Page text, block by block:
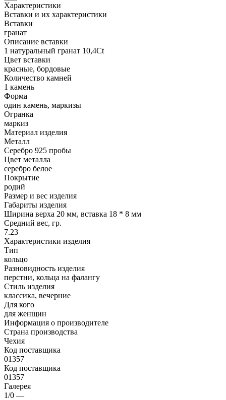
Характеристики
Вставки и их характеристики
Вставки
гранат
Описание вставки
1 натуральный гранат 10,4Ct
Цвет вставки
красные, бордовые
Количество камней
1 камень
Форма
один камень, маркизы
Огранка
маркиз
Материал изделия
Металл
Серебро 925 пробы
Цвет металла
серебро белое
Покрытие
родий
Размер и вес изделия
Габариты изделия
Ширина верха 20 мм, вставка 18 * 8 мм
Средний вес, гр.
7.23
Характеристики изделия
Тип
кольцо
Разновидность изделия
перстни, кольца на фалангу
Стиль изделия
классика, вечерние
Для кого
для женщин
Информация о производителе
Страна производства
Чехия
Код поставщика
01357
Код поставщика
01357
Галерея
1/0 —